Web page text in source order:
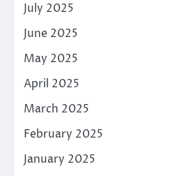
July 2025
June 2025
May 2025
April 2025
March 2025
February 2025
January 2025